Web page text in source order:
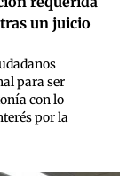
un juicio
para ser
con lo
por la